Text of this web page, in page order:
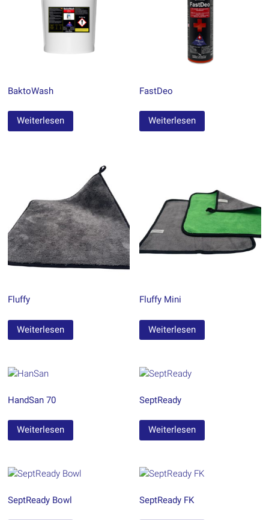
BaktoWash
Weiterlesen
FastDeo
Weiterlesen
Fluffy
Weiterlesen
Fluffy Mini
Weiterlesen
HandSan 70
Weiterlesen
SeptReady
Weiterlesen
SeptReady Bowl SeptReady FK